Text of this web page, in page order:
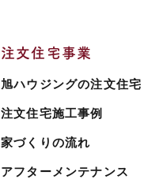
注文住宅事業
旭ハウジングの注文住宅
注文住宅施工事例
家づくりの流れ
アフターメンテナンス